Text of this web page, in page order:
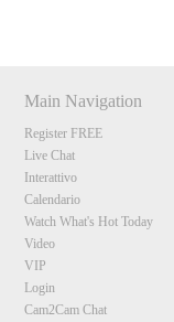
Main Navigation
Register FREE
Live Chat
Interattivo
Calendario
Watch What's Hot Today
Video
VIP
Login
Cam2Cam Chat